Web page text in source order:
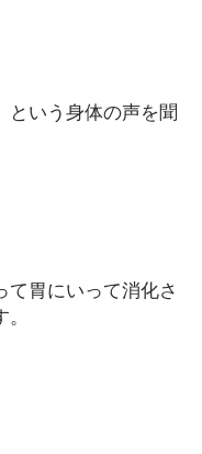
という身体の声を聞
て胃にいって消化さ